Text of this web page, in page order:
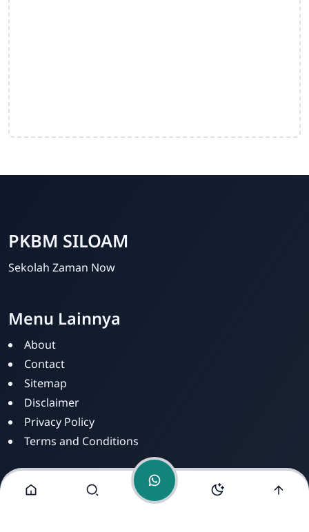
PKBM SILOAM
Sekolah Zaman Now
Menu Lainnya
About
Contact
Sitemap
Disclaimer
Privacy Policy
Terms and Conditions
Alamat Kami